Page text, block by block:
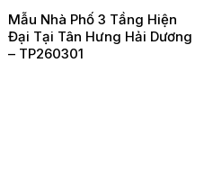
Mẫu Nhà Phố 3 Tầng Hiện
Đại Tại Tân Hưng Hải Dương
– TP260301